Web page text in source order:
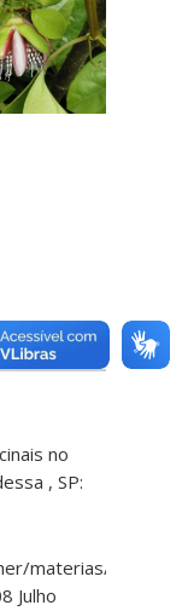
no
, SP:
materias/
Julho